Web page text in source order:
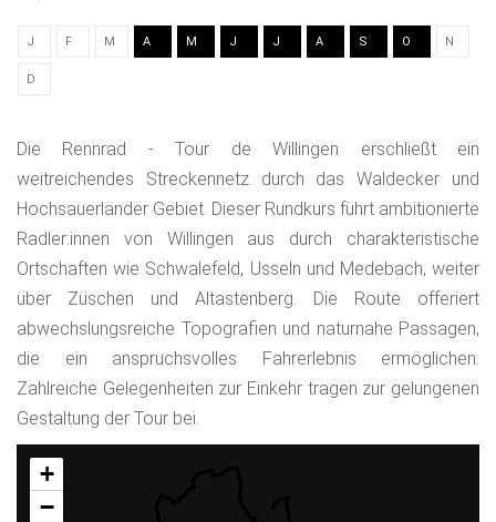
J F M A M J J A S O N
D
Die Rennrad - Tour de Willingen erschließt ein
weitreichendes Streckennetz durch das Waldecker und
Hochsauerländer Gebiet. Dieser Rundkurs führt ambitionierte
Radler:innen von Willingen aus durch charakteristische
Ortschaften wie Schwalefeld, Usseln und Medebach, weiter
über Züschen und Altastenberg. Die Route offeriert
abwechslungsreiche Topografien und naturnahe Passagen,
die ein anspruchsvolles Fahrerlebnis ermöglichen.
Zahlreiche Gelegenheiten zur Einkehr tragen zur gelungenen
Gestaltung der Tour bei.
+
−